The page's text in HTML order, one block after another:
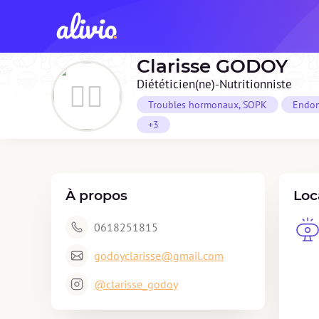
Clarisse GODOY
Diététicien(ne)-Nutritionniste
Troubles hormonaux, SOPK
+3
À propos
0618251815
godoyclarisse@gmail.com
@clarisse_godoy